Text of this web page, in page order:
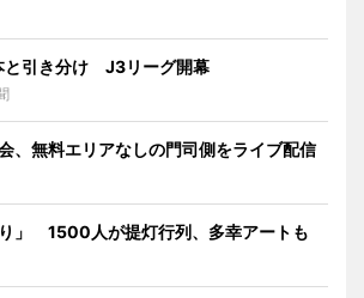
と引き分け J3リーグ開幕
、無料エリアなしの門司側をライブ配信
」 1500人が提灯行列、多幸アートも